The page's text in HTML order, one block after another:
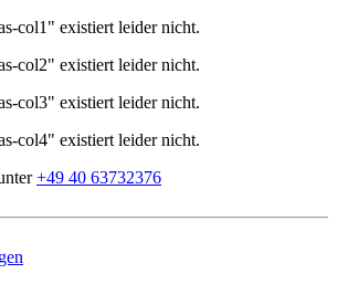
col1" existiert leider nicht.
col2" existiert leider nicht.
col3" existiert leider nicht.
col4" existiert leider nicht.
+49 40 63732376